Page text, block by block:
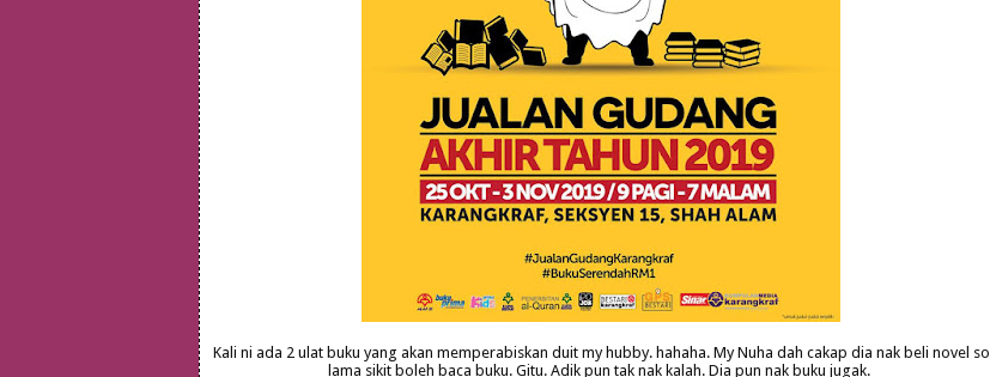
Kali ni ada 2 ulat buku yang akan memperabiskan duit my hubby. hahaha. My Nuha dah cakap dia nak beli novel so
lama sikit boleh baca buku. Gitu. Adik pun tak nak kalah. Dia pun nak buku jugak.